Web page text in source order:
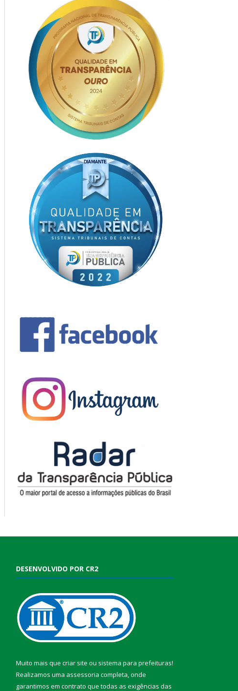
DESENVOLVIDO POR CR2
Muito mais que criar site ou sistema para prefeituras!
Realizamos uma assessoria completa, onde
garantimos em contrato que todas as exigências das